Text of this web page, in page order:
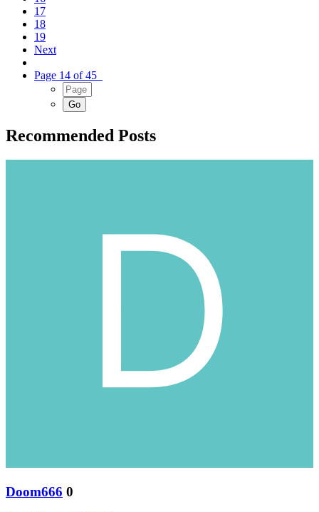
17
18
19
Next
Page 14 of 45
Recommended Posts
Doom666 0